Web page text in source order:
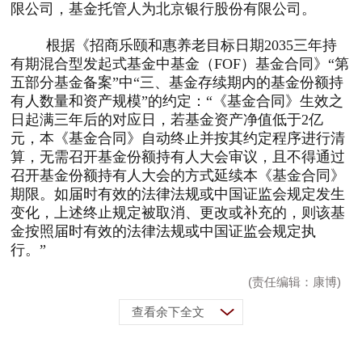
限公司，基金托管人为北京银行股份有限公司。
根据《招商乐颐和惠养老目标日期2035三年持
有期混合型发起式基金中基金（FOF）基金合同》“第
五部分基金备案”中“三、基金存续期内的基金份额持
有人数量和资产规模”的约定：“《基金合同》生效之
日起满三年后的对应日，若基金资产净值低于2亿
元，本《基金合同》自动终止并按其约定程序进行清
算，无需召开基金份额持有人大会审议，且不得通过
召开基金份额持有人大会的方式延续本《基金合同》
期限。如届时有效的法律法规或中国证监会规定发生
变化，上述终止规定被取消、更改或补充的，则该基
金按照届时有效的法律法规或中国证监会规定执
行。”
(责任编辑：康博)
查看余下全文